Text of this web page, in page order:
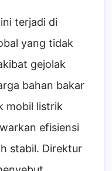
terjadi di
yang tidak
gejolak
bahan bakar
mobil listrik
efisiensi
stabil. Direktur